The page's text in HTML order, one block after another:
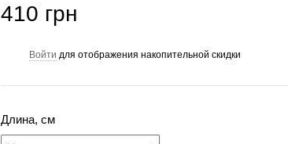
410 грн
Войти для отображения накопительной скидки
Длина, см